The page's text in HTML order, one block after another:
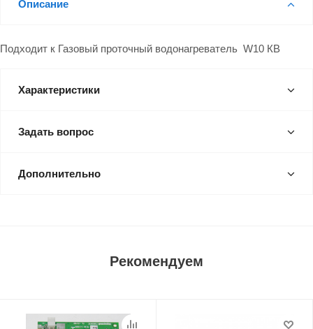
Описание
Подходит к Газовый проточный водонагреватель W10 КВ
Характеристики
Задать вопрос
Дополнительно
Рекомендуем